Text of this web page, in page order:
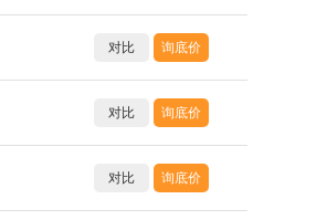
对比 询底价
对比 询底价
对比 询底价